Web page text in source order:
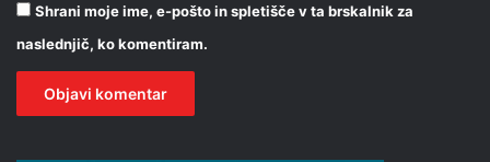
Shrani moje ime, e-pošto in spletišče v ta brskalnik za
naslednjič, ko komentiram.